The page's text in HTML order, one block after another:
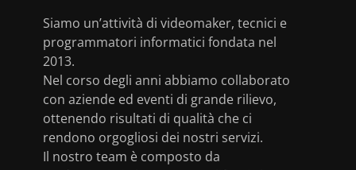
Siamo un’attività di videomaker, tecnici e
programmatori informatici fondata nel
2013.
Nel corso degli anni abbiamo collaborato
con aziende ed eventi di grande rilievo,
ottenendo risultati di qualità che ci
rendono orgogliosi dei nostri servizi.
Il nostro team è composto da